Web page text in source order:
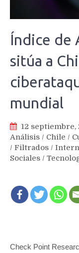
Índice de
sitúa a
mundial
12 septiembre,
Análisis / Chile /
/ Filtrados /
Sociales /
Check Point